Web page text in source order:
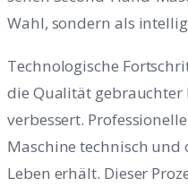
Wahl, sondern als
Technologische
die Qualität
verbessert.
Maschine technisch und
Leben erhält. Dieser